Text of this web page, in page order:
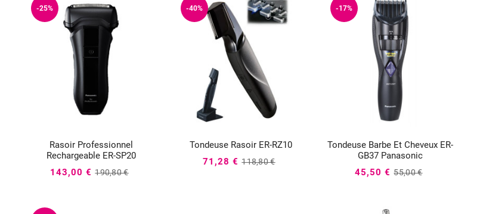
-25%
Rasoir Professionnel
Rechargeable ER-SP20
  
143,00 € 190,80 €
-40%
Tondeuse Rasoir ER-RZ10
71,28 € 118,80 €
-17%
Tondeuse Barbe Et Cheveux ER-
GB37 Panasonic
  
45,50 € 55,00 €